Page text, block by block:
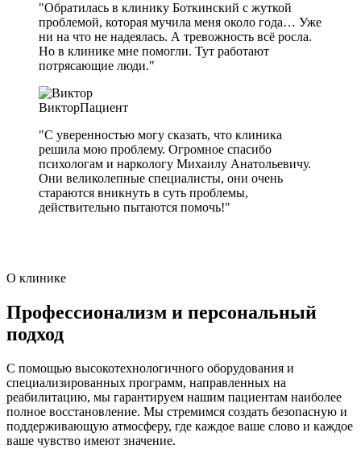
"Обратилась в клинику Боткинский с жуткой
проблемой, которая мучила меня около года… Уже
ни на что не надеялась. А тревожность всё росла.
Но в клинике мне помогли. Тут работают
потрясающие люди."
ВикторПациент
"С уверенностью могу сказать, что клиника
решила мою проблему. Огромное спасибо
психологам и наркологу Михаилу Анатольевичу.
Они великолепные специалисты, они очень
стараются вникнуть в суть проблемы,
действительно пытаются помочь!"
О клинике
Профессионализм и персональный
подход
С помощью высокотехнологичного оборудования и
специализированных программ, направленных на
реабилитацию, мы гарантируем нашим пациентам наиболее
полное восстановление. Мы стремимся создать безопасную и
поддерживающую атмосферу, где каждое ваше слово и каждое
ваше чувство имеют значение.